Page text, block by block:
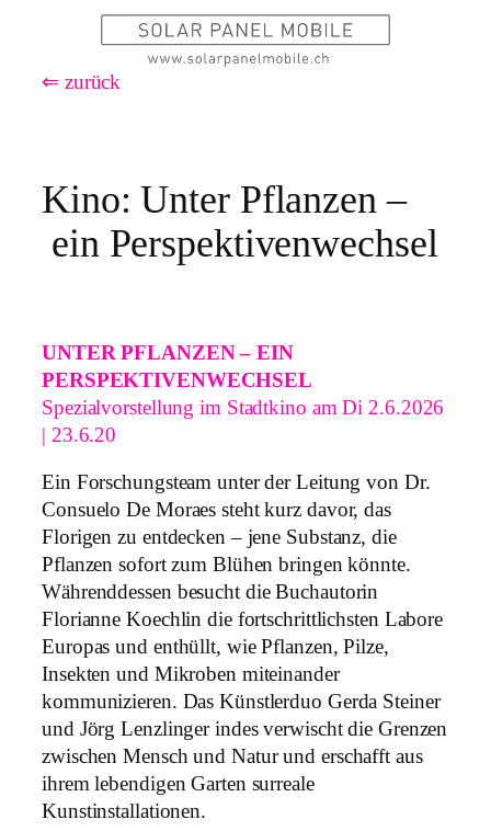
Inhalt⇐ zurück
Kino: Unter Pflanzen –
ein Perspektivenwechsel
UNTER PFLANZEN – EIN
PERSPEKTIVENWECHSEL
Spezialvorstellung im Stadtkino am Di 2.6.2026
| 23.6.20
Ein Forschungsteam unter der Leitung von Dr.
Consuelo De Moraes steht kurz davor, das
Florigen zu entdecken – jene Substanz, die
Pflanzen sofort zum Blühen bringen könnte.
Währenddessen besucht die Buchautorin
Florianne Koechlin die fortschrittlichsten Labore
Europas und enthüllt, wie Pflanzen, Pilze,
Insekten und Mikroben miteinander
kommunizieren. Das Künstlerduo Gerda Steiner
und Jörg Lenzlinger indes verwischt die Grenzen
zwischen Mensch und Natur und erschafft aus
ihrem lebendigen Garten surreale
Kunstinstallationen.